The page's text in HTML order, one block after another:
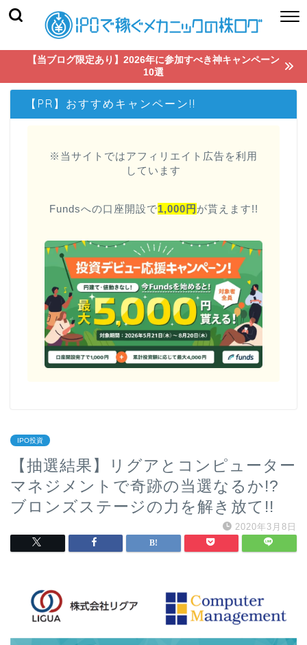
【当ブログ限定あり】2026年に参加すべき神キャンペーン
10選
【PR】おすすめキャンペーン!!
※当サイトではアフィリエイト広告を利用
しています
Fundsへの口座開設で1,000円 が貰えます!!
IPO投資
【抽選結果】リグアとコンピューター
マネジメントで奇跡の当選なるか!?
ブロンズステージの力を解き放て!!
2020年3月8日